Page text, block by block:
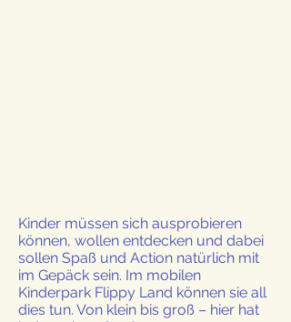
Kinder müssen sich ausprobieren
können, wollen entdecken und dabei
sollen Spaß und Action natürlich mit
im Gepäck sein. Im mobilen
Kinderpark Flippy Land können sie all
dies tun. Von klein bis groß – hier hat